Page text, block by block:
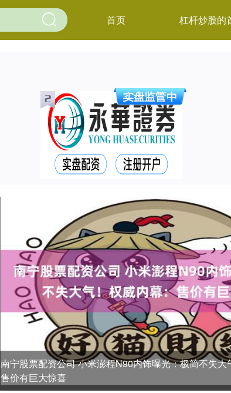
首页 杠杆炒股的
南宁股票配资公司 小米澎程N90内饰曝光：极简不失大
售价有巨大惊喜